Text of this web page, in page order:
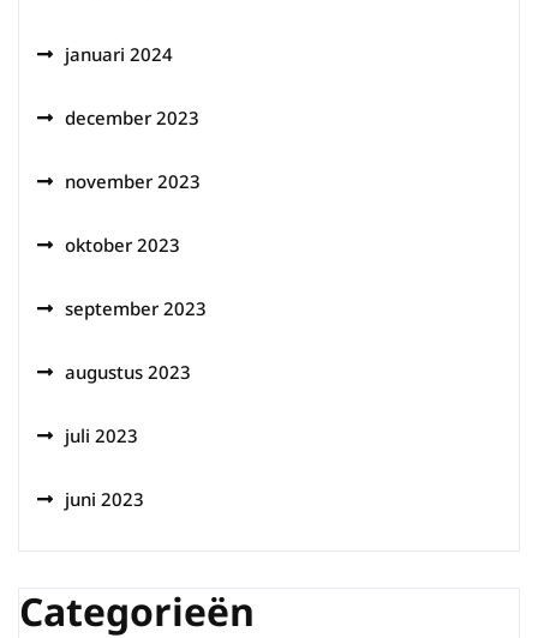
januari 2024
december 2023
november 2023
oktober 2023
september 2023
augustus 2023
juli 2023
juni 2023
Categorieën